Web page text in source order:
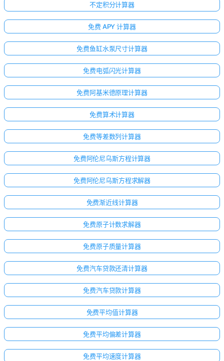
不定积分计算器
免费 APY 计算器
免费鱼缸水泵尺寸计算器
免费电弧闪光计算器
免费阿基米德原理计算器
免费算术计算器
免费等差数列计算器
免费阿伦尼乌斯方程计算器
免费阿伦尼乌斯方程求解器
免费渐近线计算器
免费原子计数求解器
免费原子质量计算器
免费汽车贷款还清计算器
免费汽车贷款计算器
免费平均值计算器
免费平均偏差计算器
免费平均速度计算器